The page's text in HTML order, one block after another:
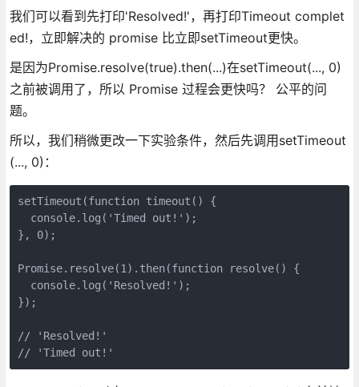
我们可以看到先打印'Resolved!'，再打印Timeout complet
ed!，立即解决的 promise 比立即setTimeout更快。
是因为Promise.resolve(true).then(...)在setTimeout(..., 0)
之前被调用了，所以 Promise 过程会更快吗？ 公平的问
题。
所以，我们稍微更改一下实验条件，然后先调用setTimeout
(..., 0)：
setTimeout (function timeout ( ) {
console.log( 'Timed out!' );
}, 0);
Promise.resolve(1 ).then(function resolve( ) {
console.log( 'Resolved!' );
});
// 'Resolved!'
// 'Timed out!'